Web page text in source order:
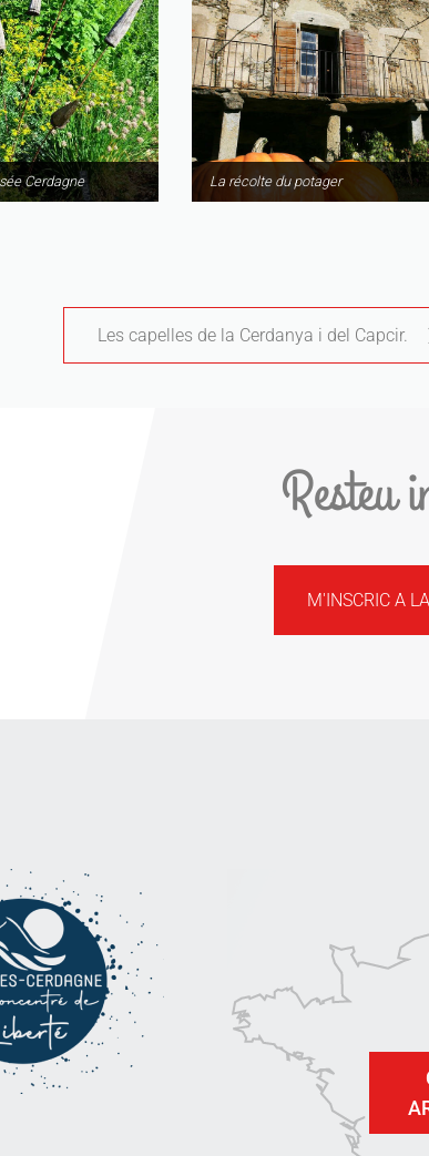
Cerdagne La récolte du potager
Les capelles de la Cerdanya i del Capcir.
Resteu
M'INSCRIC A